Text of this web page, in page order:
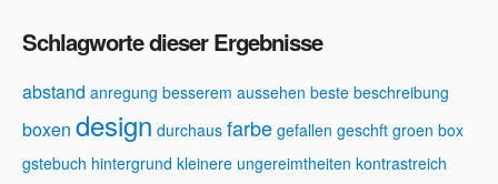
Schlagworte dieser Ergebnisse
abstand anregung besserem aussehen beste beschreibung
boxen design durchaus farbe gefallen geschft groen box
gstebuch hintergrund kleinere ungereimtheiten kontrastreich